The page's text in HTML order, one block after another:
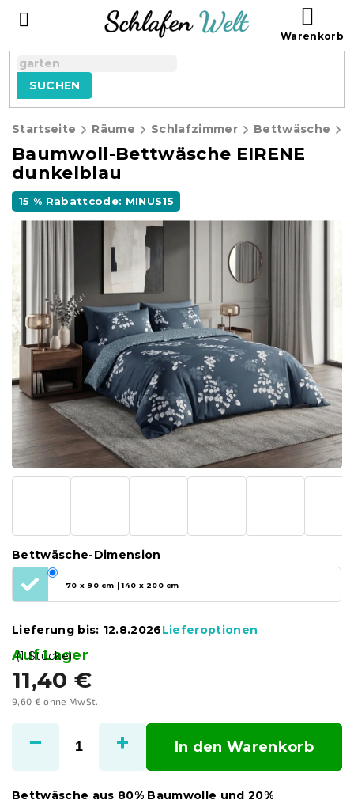
SUCHEN
Startseite Räume Schlafzimmer Bettwäsche
Baumwoll-Bettwäsche EIRENE
dunkelblau
15 % Rabattcode: MINUS15
11,40 €
9,60 € ohne MwSt.
Auf Lager
(1 Stücke)
Bettwäsche-Dimension
70 x 90 cm | 140 x 200 cm
Lieferung bis: 12.8.2026Lieferoptionen
In den Warenkorb
Bettwäsche aus 80% Baumwolle und 20%